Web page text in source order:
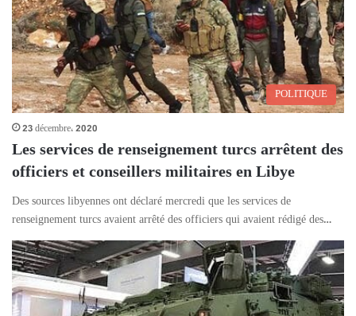
POLITIQUE
23 décembre، 2020
Les services de renseignement turcs arrêtent des
officiers et conseillers militaires en Libye
Des sources libyennes ont déclaré mercredi que les services de
renseignement turcs avaient arrêté des officiers qui avaient rédigé des…